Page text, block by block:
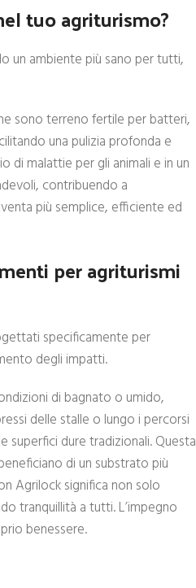
tuo agriturismo?
un ambiente più sano per tutti,
sono terreno fertile per batteri,
una pulizia profonda e
di malattie per gli animali e in un
contribuendo a
più semplice, efficiente ed
per agriturismi
specificamente per
degli impatti.
di bagnato o umido,
delle stalle o lungo i percorsi
superfici dure tradizionali. Questa
di un substrato più
Agrilock significa non solo
tranquillità a tutti. L’impegno
benessere.